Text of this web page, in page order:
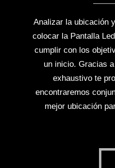
Analizar la ubicación
colocar la Pantalla
cumplir con los
un inicio. Gracias
exhaustivo te
encontraremos
mejor ubicación